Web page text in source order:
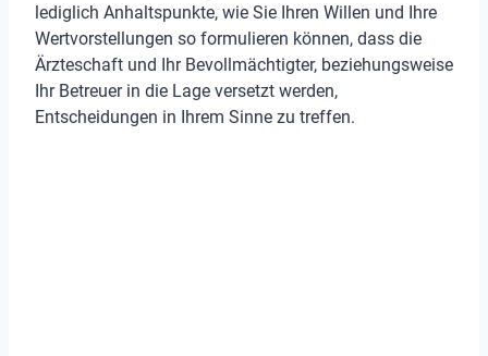
lediglich Anhaltspunkte, wie Sie Ihren Willen und Ihre
Wertvorstellungen so formulieren können, dass die
Ärzteschaft und Ihr Bevollmächtigter, beziehungsweise
Ihr Betreuer in die Lage versetzt werden,
Entscheidungen in Ihrem Sinne zu treffen.